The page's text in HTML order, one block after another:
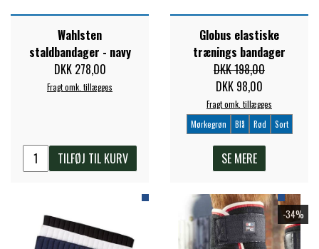
QHP -BRANDS OF Q
PREMIER EQUINE INSEKTBESKYTTELSE
Wahlsten
staldbandager - navy
DKK 278,00
Fragt omk. tillægges
TILFØJ TIL KURV
Globus elastiske
trænings bandager
DKK 198,00
DKK 98,00
Fragt omk. tillægges
Mørkegrøn
Blå Rød Sort
SE MERE
-34%